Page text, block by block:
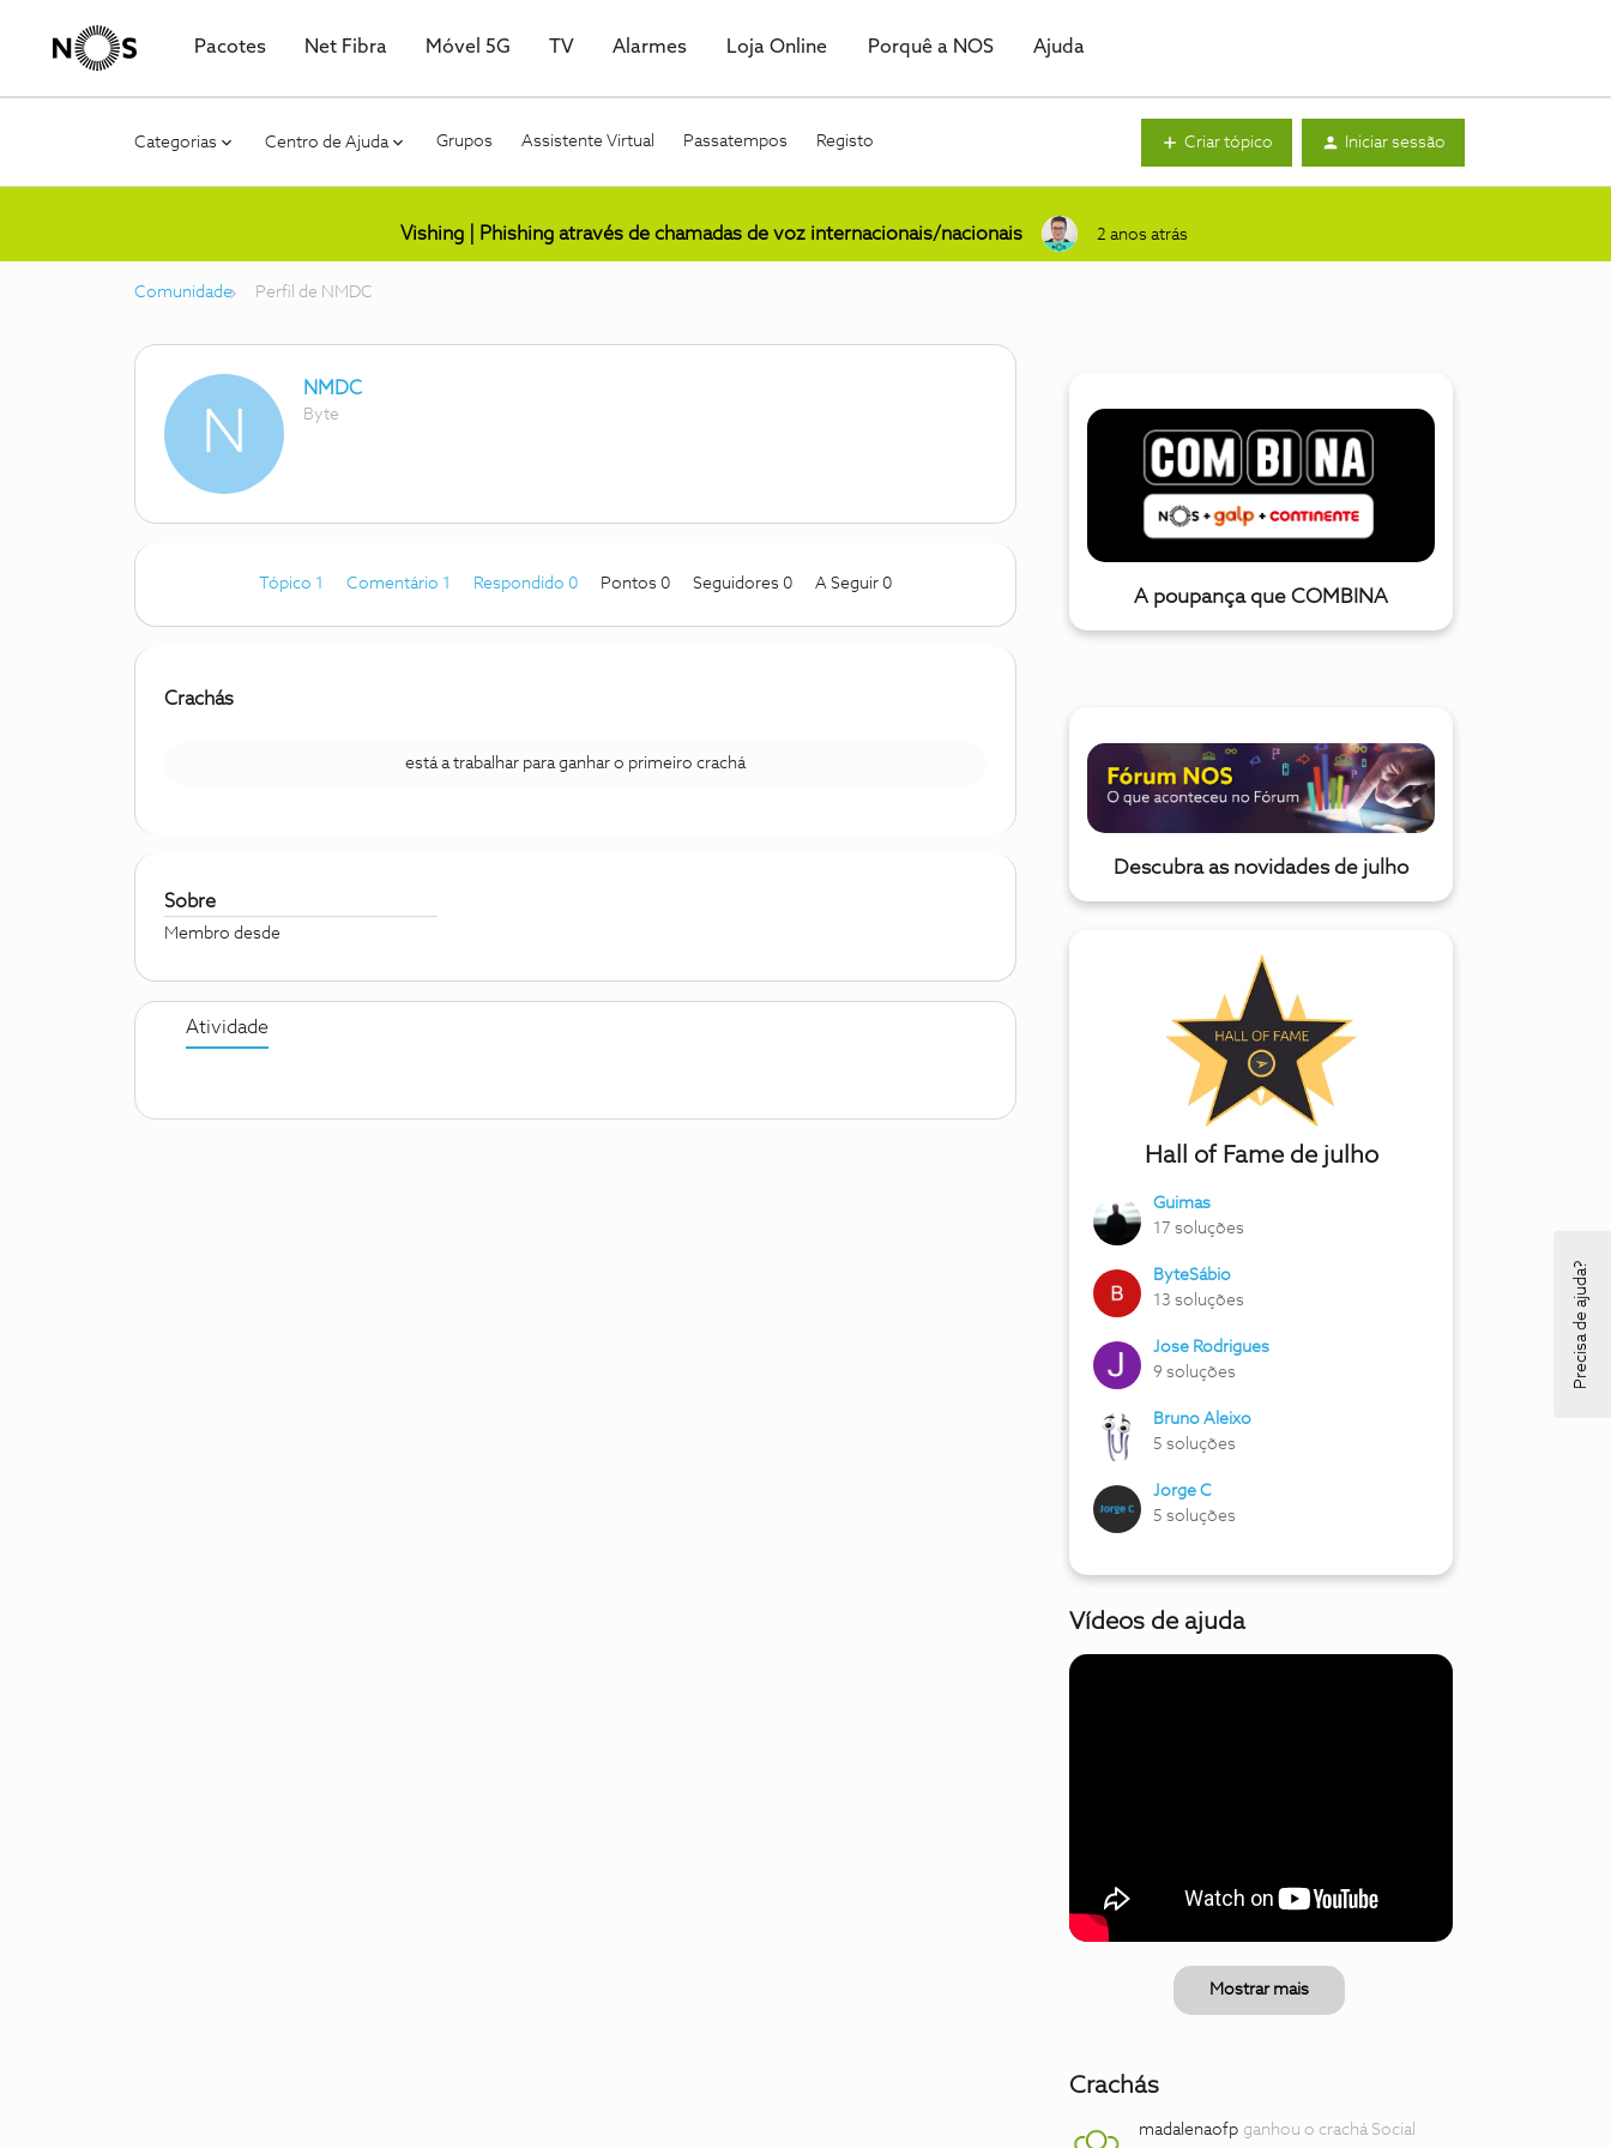
Pacotes Net Fibra Móvel 5G TV Alarmes Loja Online Porquê a NOS Ajuda
Categorias Centro de Ajuda Grupos Assistente Virtual Passatempos Registo Criar tópico Iniciar sessão
Vishing | Phishing através de chamadas de voz internacionais/nacionais 2 anos atrás
Comunidade Perfil de NMDC
N
NMDC
Byte
Tópico 1 Comentário 1 Respondido 0 Pontos 0 Seguidores 0 A Seguir 0
Crachás
está a trabalhar para ganhar o primeiro crachá
Sobre
Membro desde
Atividade
A poupança que COMBINA
Descubra as novidades de julho
Hall of Fame de julho
Guimas
17 soluções
ByteSábio
13 soluções
Jose Rodrigues
9 soluções
Bruno Aleixo
5 soluções
Jorge C
5 soluções
Vídeos de ajuda
Mostrar mais
Crachás
madalenaofp ganhou o crachá Social
Precisa de ajuda?